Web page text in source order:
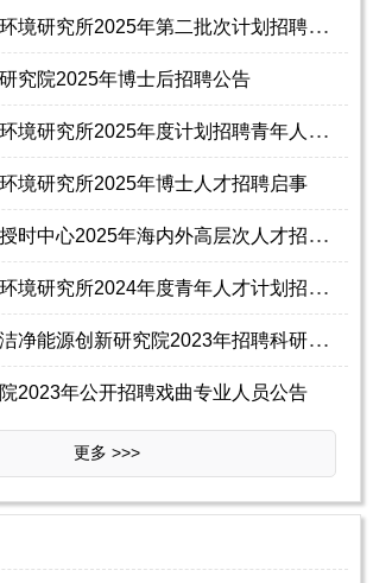
中
国科学院地球环境研究所2025年第二批次计划招聘青年人才启事
究院2025年博士后招聘公告
中
国科学院地球环境研究所2025年度计划招聘青年人才启事
境研究所2025年博士人才招聘启事
中
国科学院国家授时中心2025年海内外高层次人才招聘启事
中
国科学院地球环境研究所2024年度青年人才计划招聘启事
陕
西省榆林中科洁净能源创新研究院2023年招聘科研管理部部长启事
2023年公开招聘戏曲专业人员公告
更多 >>>